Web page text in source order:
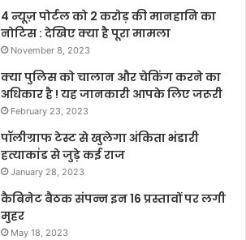
4 न्यूज़ पोर्टल को 2 करोड़ की मानहानि का
नोटिस : देखिए क्या है पूरा मामला
November 8, 2023
क्या पुलिस को चालान और चेकिंग करने का
अधिकार है ! यह जानकारी आपके लिए जरूरी
February 23, 2023
पॉलीग्राफ टेस्ट से खुलेगा अंकिता भंडारी
हत्याकांड से जुड़े कई राज
January 28, 2023
कैबिनेट बैठक संपन्न इन 16 प्रस्तावों पर लगी
मुहर
May 18, 2023